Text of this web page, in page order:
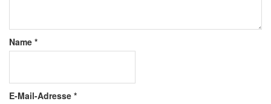
Name *
E-Mail-Adresse *